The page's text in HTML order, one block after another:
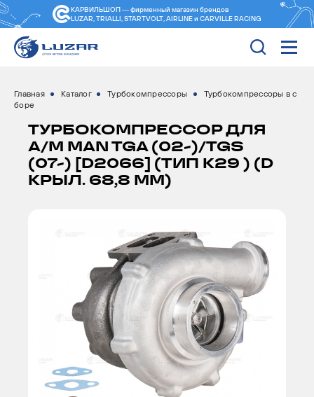
КАРВИЛЬШОП — фирменный магазин брендов
LUZAR, TRIALLI, STARTVOLT, AIRLINE и CARVILLE RACING
Главная Каталог Турбокомпрессоры
Турбокомпрессоры в с
боре
ТУРБОКОМПРЕССОР ДЛЯ
А/М MAN TGA (02-)/TGS
(07-) [D2066] (ТИП K29 ) (D
КРЫЛ. 68,8 ММ)